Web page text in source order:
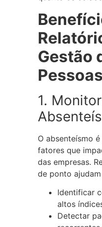
Gestão
Pessoas
1.
O absenteísmo
fatores que
das empresas.
de ponto ajudam
Identificar
altos
Detectar